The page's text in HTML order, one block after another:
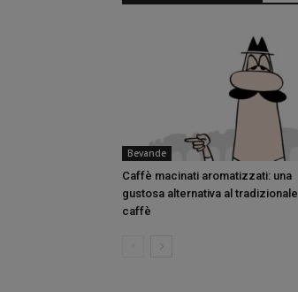
Bevande
Caffè macinati aromatizzati: una
gustosa alternativa al tradizionale
caffè